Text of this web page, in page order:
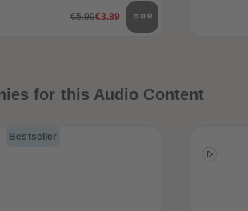
€5.99€3.89
for this Audio Content
Bestseller